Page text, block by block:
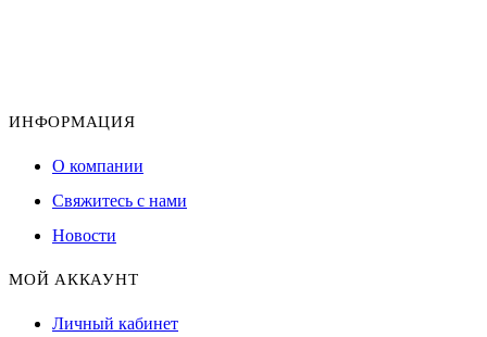
ИНФОРМАЦИЯ
О компании
Свяжитесь с нами
Новости
МОЙ АККАУНТ
Личный кабинет